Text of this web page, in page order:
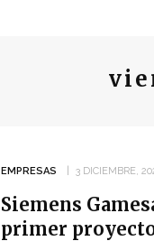
EMPRESAS 3 DICIEMBRE,
Siemens
primer